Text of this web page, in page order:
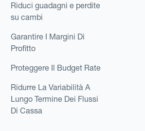
Riduci guadagni e perdite
su cambi
Garantire I Margini Di
Profitto
Proteggere Il Budget Rate
Ridurre La Variabilità A
Lungo Termine Dei Flussi
Di Cassa